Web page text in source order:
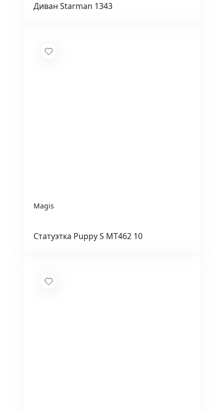
Диван Starman 1343
Magis
Статуэтка Puppy S MT462 10